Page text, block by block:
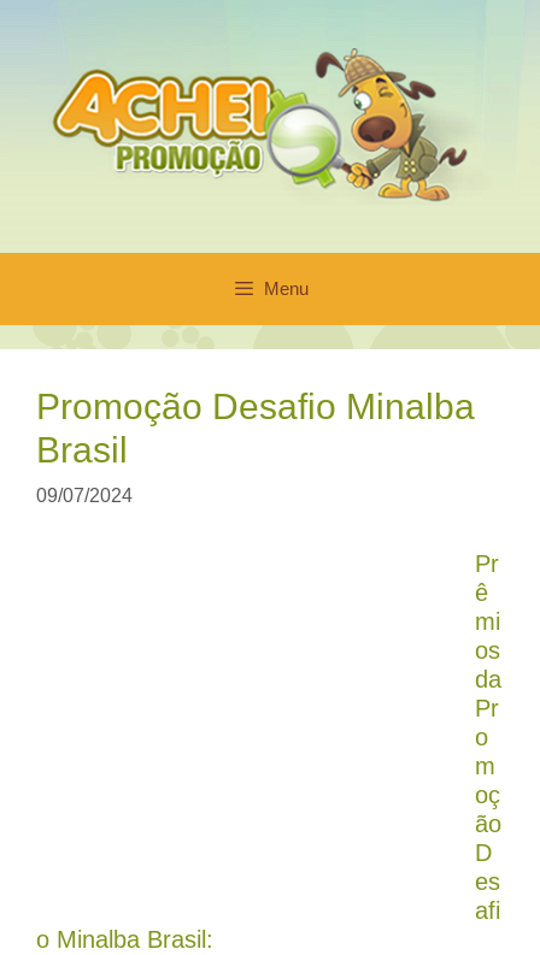
conteúdo
Menu
Promoção Desafio Minalba
Brasil
09/07/2024
Pr
ê
mi
os
da
Pr
o
m
oç
ão
D
es
afi
o Minalba Brasil: